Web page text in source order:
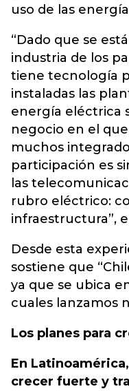
uso de las
“Dado que se
industria de los
tiene tecnología
instaladas las
energía eléctrica
negocio en el
muchos
participación es
las
rubro eléctrico:
infraestructura”,
Desde esta
sostiene que
ya que se ubica
cuales lanzamos
Los planes para
En
crecer fuerte y